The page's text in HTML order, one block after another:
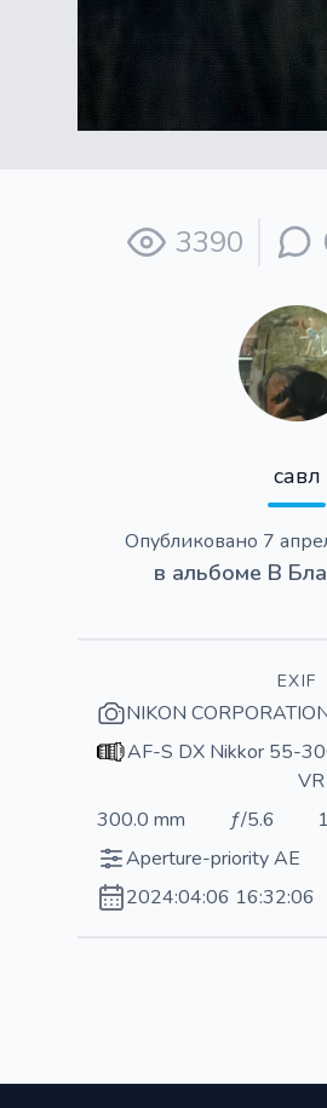
3390
савл
Опубликовано 7
в альбоме В
EXIF
NIKON
AF-S DX Nikkor 55-
VR
300.0 mm
ƒ/5.6
Aperture-priority AE
2024:04:06 16:32:06